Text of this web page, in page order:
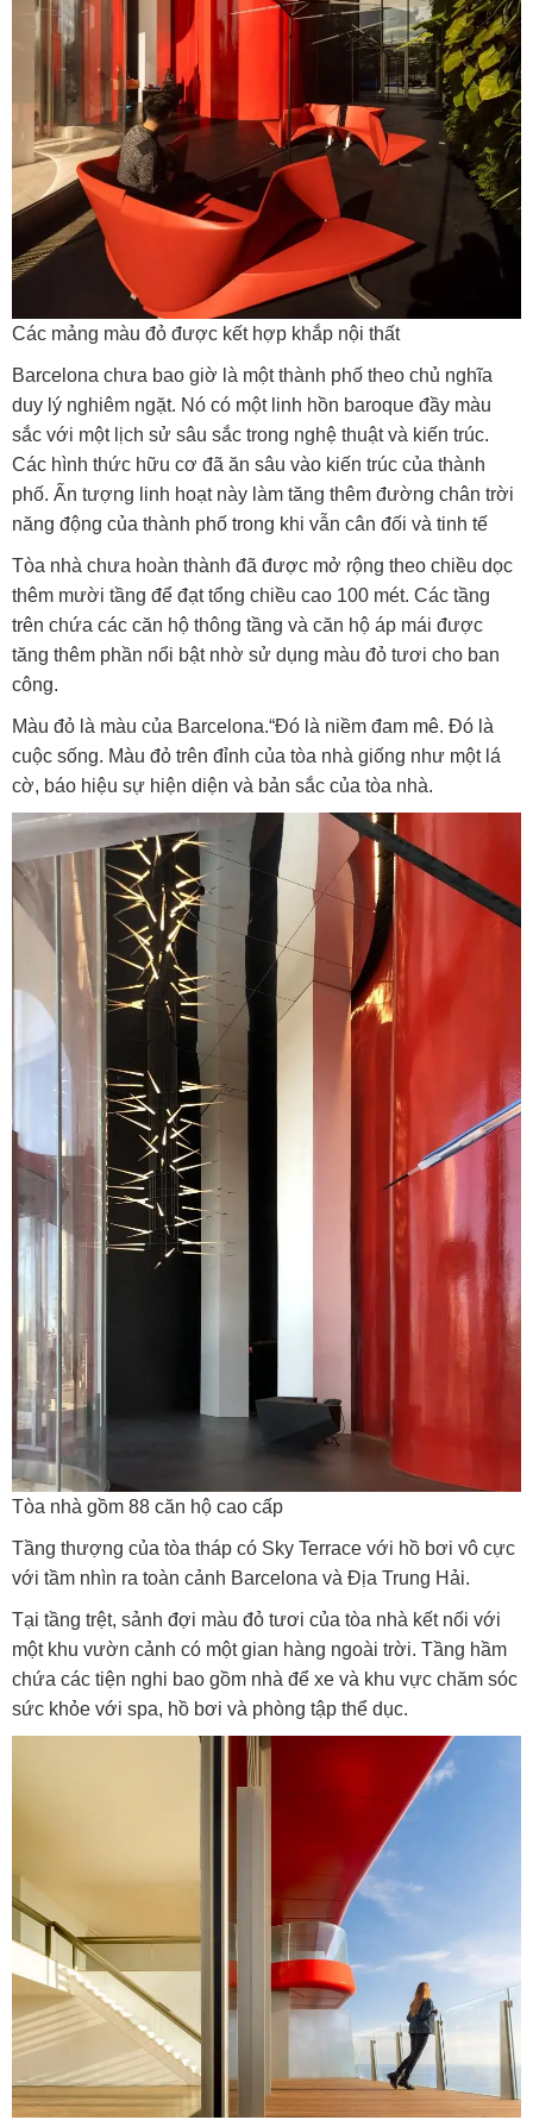
Các mảng màu đỏ được kết hợp khắp nội thất
Barcelona chưa bao giờ là một thành phố theo chủ nghĩa
duy lý nghiêm ngặt. Nó có một linh hồn baroque đầy màu
sắc với một lịch sử sâu sắc trong nghệ thuật và kiến ​​trúc.
Các hình thức hữu cơ đã ăn sâu vào kiến ​​trúc của thành
phố. Ấn tượng linh hoạt này làm tăng thêm đường chân trời
năng động của thành phố trong khi vẫn cân đối và tinh tế
Tòa nhà chưa hoàn thành đã được mở rộng theo chiều dọc
thêm mười tầng để đạt tổng chiều cao 100 mét. Các tầng
trên chứa các căn hộ thông tầng và căn hộ áp mái được
tăng thêm phần nổi bật nhờ sử dụng màu đỏ tươi cho ban
công.
Màu đỏ là màu của Barcelona.“Đó là niềm đam mê. Đó là
cuộc sống. Màu đỏ trên đỉnh của tòa nhà giống như một lá
cờ, báo hiệu sự hiện diện và bản sắc của tòa nhà.
Tòa nhà gồm 88 căn hộ cao cấp
Tầng thượng của tòa tháp có Sky Terrace với hồ bơi vô cực
với tầm nhìn ra toàn cảnh Barcelona và Địa Trung Hải.
Tại tầng trệt, sảnh đợi màu đỏ tươi của tòa nhà kết nối với
một khu vườn cảnh có một gian hàng ngoài trời. Tầng hầm
chứa các tiện nghi bao gồm nhà để xe và khu vực chăm sóc
sức khỏe với spa, hồ bơi và phòng tập thể dục.